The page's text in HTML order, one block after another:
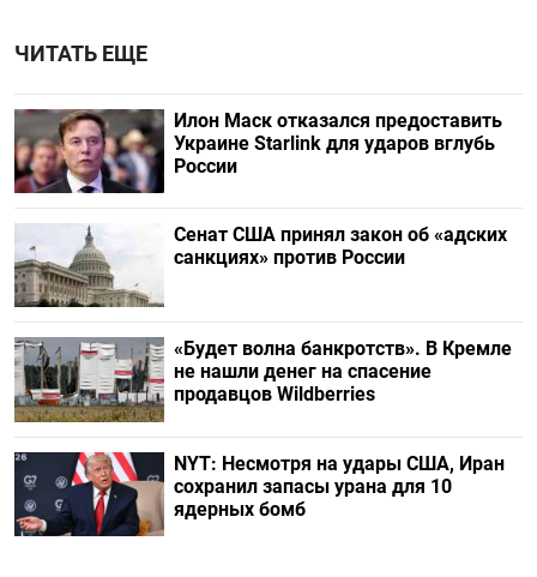
ЧИТАТЬ ЕЩЕ
Илон Маск отказался предоставить
Украине Starlink для ударов вглубь
России
Сенат США принял закон об «адских
санкциях» против России
«Будет волна банкротств». В Кремле
не нашли денег на спасение
продавцов Wildberries
NYT: Несмотря на удары США, Иран
сохранил запасы урана для 10
ядерных бомб